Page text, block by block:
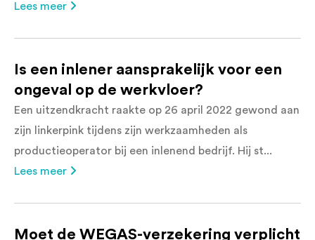
Lees meer
Is een inlener aansprakelijk voor een
ongeval op de werkvloer?
Een uitzendkracht raakte op 26 april 2022 gewond aan
zijn linkerpink tijdens zijn werkzaamheden als
productieoperator bij een inlenend bedrijf. Hij st...
Lees meer
Moet de WEGAS-verzekering verplicht